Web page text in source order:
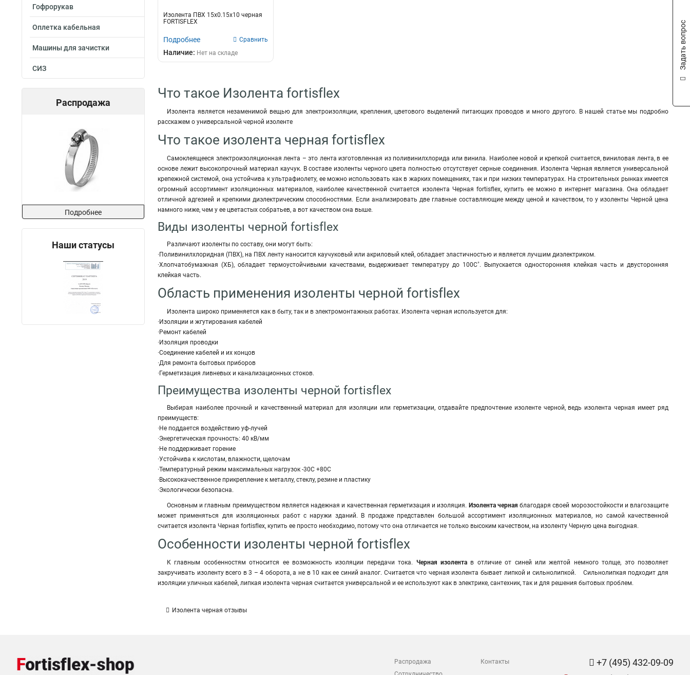
Гофрорукав
Оплетка кабельная
Машины для зачистки
СИЗ
Распродажа
Подробнее
Наши статусы
Изолента ПВХ 15х0.15х10 черная
FORTISFLEX
Подробнее Сравнить
Наличие: Нет на складе
Что такое Изолента fortisflex
Изолента является незаменимой вещью для электроизоляции, крепления, цветового выделений питающих проводов и много другого. В нашей статье мы подробно
расскажем о универсальной черной изоленте
Что такое изолента черная fortisflex
Самоклеящееся электроизоляционная лента – это лента изготовленная из поливинилхлорида или винила. Наиболее новой и крепкой считается, виниловая лента, в ее
основе лежит высокопрочный материал каучук. В составе изоленты черного цвета полностью отсутствует серные соединения. Изолента Черная является универсальной
крепежной системой, она устойчива к ультрафиолету, ее можно использовать как в жарких помещениях, так и при низких температурах. На строительных рынках имеется
огромный ассортимент изоляционных материалов, наиболее качественной считается изолента Черная fortisflex, купить ее можно в интернет магазина. Она обладает
отличной адгезией и крепкими диэлектрическим способностями. Если анализировать две главные составляющие между ценой и качеством, то у изоленты Черной цена
намного ниже, чем у ее цветастых собратьев, а вот качеством она выше.
Виды изоленты черной fortisflex
Различают изоленты по составу, они могут быть:
·Поливинилхлоридная (ПВХ), на ПВХ ленту наносится каучуковый или акриловый клей, обладает эластичностью и является лучшим диэлектриком.
·Хлопчатобумажная (ХБ), обладает термоустойчивыми качествами, выдерживает температуру до 100С˚. Выпускается односторонняя клейкая часть и двусторонняя
клейкая часть.
Область применения изоленты черной fortisflex
Изолента широко применяется как в быту, так и в электромонтажных работах. Изолента черная используется для:
·Изоляции и жгутирования кабелей
·Ремонт кабелей
·Изоляция проводки
·Соединение кабелей и их концов
·Для ремонта бытовых приборов
·Герметизация ливневых и канализационных стоков.
Преимущества изоленты черной fortisflex
Выбирая наиболее прочный и качественный материал для изоляции или герметизации, отдавайте предпочтение изоленте черной, ведь изолента черная имеет ряд
преимуществ:
·Не поддается воздействию уф-лучей
·Энергетическая прочность: 40 кВ/мм
·Не поддерживает горение
·Устойчива к кислотам, влажности, щелочам
·Температурный режим максимальных нагрузок -30С +80С
·Высококачественное прикрепление к металлу, стеклу, резине и пластику
·Экологически безопасна.
Основным и главным преимуществом является надежная и качественная герметизация и изоляция. Изолента черная благодаря своей морозостойкости и влагозащите
может применяться для изоляционных работ с наружи зданий. В продаже представлен большой ассортимент изоляционных материалов, но самой качественной
считается изолента Черная fortisflex, купить ее просто необходимо, потому что она отличается не только высоким качеством, на изоленту Черную цена выгодная.
Особенности изоленты черной fortisflex
К главным особенностям относится ее возможность изоляции передачи тока. Черная изолента в отличие от синей или желтой немного толще, это позволяет
закручивать изоленту всего в 3 – 4 оборота, а не в 10 как ее синий аналог. Считается что черная изолента бывает липкой и сильнолипкой. Сильнолипкая подходит для
изоляции уличных кабелей, липкая изолента черная считается универсальной и ее используют как в электрике, сантехник, так и для решения бытовых проблем.
Изолента черная отзывы
Распродажа
Контакты
+7 (495) 432-09-09
Задать вопрос